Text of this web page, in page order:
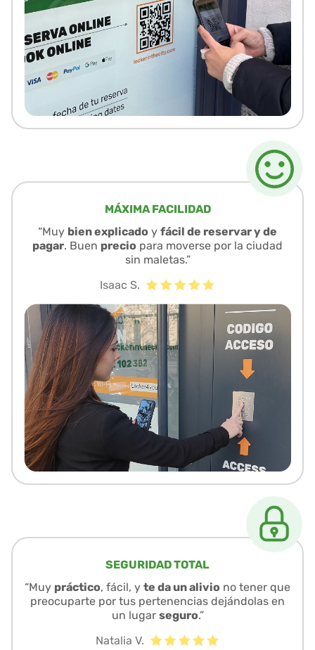
MÁXIMA FACILIDAD
“Muy bien explicado y fácil de reservar y de
pagar. Buen precio para moverse por la ciudad
sin maletas.”
Isaac S.
SEGURIDAD TOTAL
“Muy práctico, fácil, y te da un alivio no tener que
preocuparte por tus pertenencias dejándolas en
un lugar seguro.”
Natalia V.